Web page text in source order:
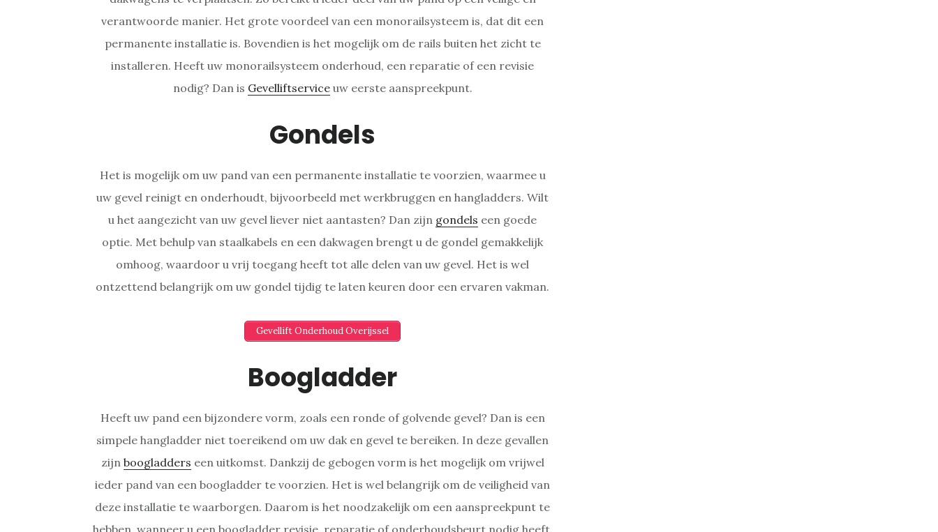
verantwoorde manier. Het grote voordeel van een monorailsysteem is, dat dit een
permanente installatie is. Bovendien is het mogelijk om de rails buiten het zicht te
installeren. Heeft uw monorailsysteem onderhoud, een reparatie of een revisie
nodig? Dan is Gevelliftserviceuw eerste aanspreekpunt.
Gondels
Het is mogelijk om uw pand van een permanente installatie te voorzien, waarmee u
uw gevel reinigt en onderhoudt, bijvoorbeeld met werkbruggen en hangladders. Wilt
u het aangezicht van uw gevel liever niet aantasten? Dan zijn gondels een goede
optie. Met behulp van staalkabels en een dakwagen brengt u de gondel gemakkelijk
omhoog, waardoor u vrij toegang heeft tot alle delen van uw gevel. Het is wel
ontzettend belangrijk om uw gondel tijdig te laten keuren door een ervaren vakman.
Gevellift Onderhoud Overijssel
Boogladder
Heeft uw pand een bijzondere vorm, zoals een ronde of golvende gevel? Dan is een
simpele hangladder niet toereikend om uw dak en gevel te bereiken. In deze gevallen
zijn boogladders een uitkomst. Dankzij de gebogen vorm is het mogelijk om vrijwel
ieder pand van een boogladder te voorzien. Het is wel belangrijk om de veiligheid van
deze installatie te waarborgen. Daarom is het noodzakelijk om een aanspreekpunt te